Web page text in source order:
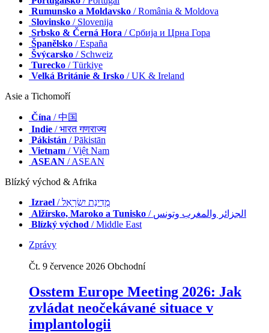
Rumunsko a Moldavsko / România & Moldova
Slovinsko / Slovenija
Srbsko & Černá Hora / Србија и Црна Гора
Španělsko / España
Švýcarsko / Schweiz
Turecko / Türkiye
Velká Británie & Irsko / UK & Ireland
Asie a Tichomoří
Čína / 中国
Indie / भारत गणराज्य
Pákistán / Pākistān
Vietnam / Việt Nam
ASEAN / ASEAN
Blízký východ & Afrika
Izrael
/ מְדִינַת יִשְׂרָאֵל
Alžírsko, Maroko a Tunisko
/ الجزائر والمغرب وتونس
Blízký východ / Middle East
Zprávy
Čt. 9 července 2026 Obchodní
Osstem Europe Meeting 2026: Jak
zvládat neočekávané situace v
implantologii